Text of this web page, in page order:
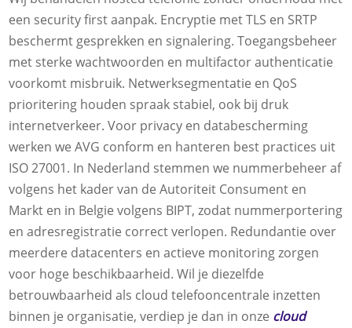
een security first aanpak. Encryptie met TLS en SRTP
beschermt gesprekken en signalering. Toegangsbeheer
met sterke wachtwoorden en multifactor authenticatie
voorkomt misbruik. Netwerksegmentatie en QoS
prioritering houden spraak stabiel, ook bij druk
internetverkeer. Voor privacy en databescherming
werken we AVG conform en hanteren best practices uit
ISO 27001. In Nederland stemmen we nummerbeheer af
volgens het kader van de Autoriteit Consument en
Markt en in Belgie volgens BIPT, zodat nummerportering
en adresregistratie correct verlopen. Redundantie over
meerdere datacenters en actieve monitoring zorgen
voor hoge beschikbaarheid. Wil je diezelfde
betrouwbaarheid als cloud telefooncentrale inzetten
binnen je organisatie, verdiep je dan in onze cloud